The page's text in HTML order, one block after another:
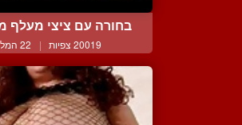
בחורה עם ציצי מעלף
20019 צפיות | 22 המלצות